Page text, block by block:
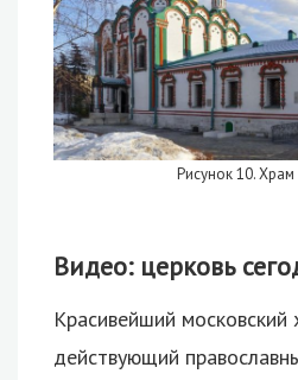
Рисунок 10.
Видео: церковь
Красивейший московский
действующий